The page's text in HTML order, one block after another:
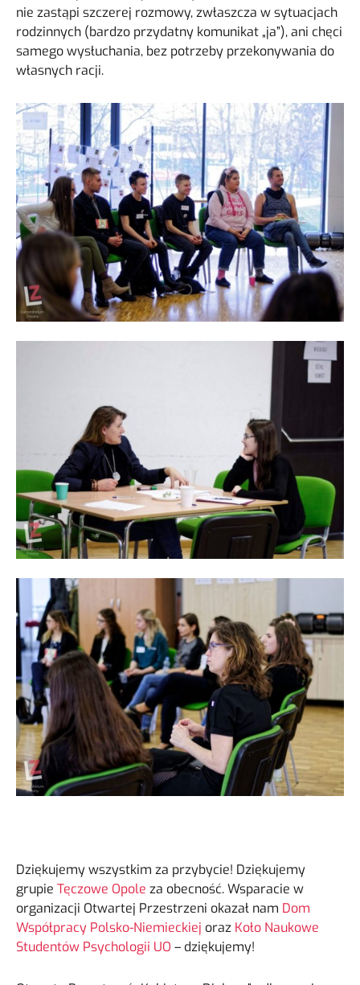
nie zastąpi szczerej rozmowy, zwłaszcza w sytuacjach
rodzinnych (bardzo przydatny komunikat „ja”), ani chęci
samego wysłuchania, bez potrzeby przekonywania do
własnych racji.
Dziękujemy wszystkim za przybycie! Dziękujemy
grupie Tęczowe Opole za obecność. Wsparacie w
organizacji Otwartej Przestrzeni okazał nam Dom
Współpracy Polsko-Niemieckiej oraz Koło Naukowe
Studentów Psychologii UO – dziękujemy!